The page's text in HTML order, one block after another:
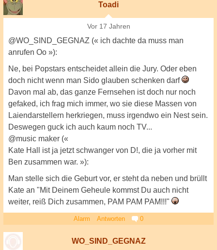
Toadi
Vor 17 Jahren
@WO_SIND_GEGNAZ (« ich dachte da muss man
anrufen Oo »):
Ne, bei Popstars entscheidet allein die Jury. Oder eben
doch nicht wenn man Sido glauben schenken darf
Davon mal ab, das ganze Fernsehen ist doch nur noch
gefaked, ich frag mich immer, wo sie diese Massen von
Laiendarstellern herkriegen, muss irgendwo ein Nest sein.
Deswegen guck ich auch kaum noch TV...
@music maker («
Kate Hall ist ja jetzt schwanger von D!, die ja vorher mit
Ben zusammen war. »):
Man stelle sich die Geburt vor, er steht da neben und brüllt
Kate an "Mit Deinem Geheule kommst Du auch nicht
weiter, reiß Dich zusammen, PAM PAM PAM!!!"
Alarm Antworten 0
WO_SIND_GEGNAZ